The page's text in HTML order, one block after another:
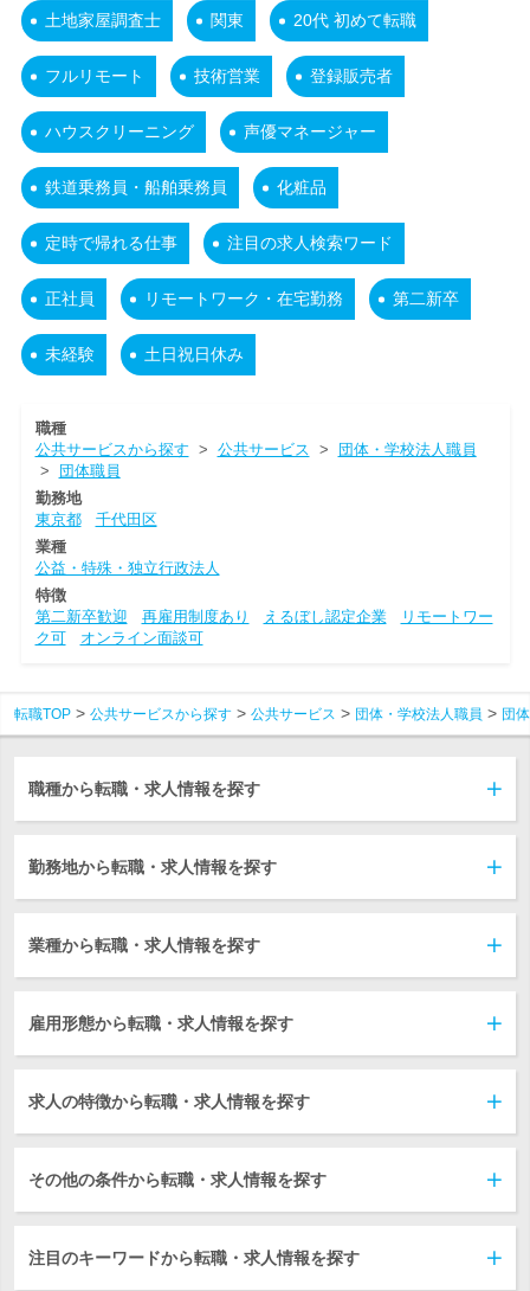
土地家屋調査士 関東 20代 初めて転職
フルリモート 技術営業 登録販売者
ハウスクリーニング 声優マネージャー
鉄道乗務員・船舶乗務員 化粧品
定時で帰れる仕事 注目の求人検索ワード
正社員 リモートワーク・在宅勤務 第二新卒
未経験 土日祝日休み
職種
公共サービスから探す > 公共サービス >
団体・学校法人職員
>
団体職員
勤務地
東京都
千代田区
業種
公益・特殊・独立行政法人
特徴
第二新卒歓迎
再雇用制度あり えるぼし認定企業
リモートワー
ク可
オンライン面談可
転職TOP 公共サービスから探す 公共サービス 団体・学校法人職員 団
職種から転職・求人情報を探す
勤務地から転職・求人情報を探す
業種から転職・求人情報を探す
雇用形態から転職・求人情報を探す
求人の特徴から転職・求人情報を探す
その他の条件から転職・求人情報を探す
注目のキーワードから転職・求人情報を探す